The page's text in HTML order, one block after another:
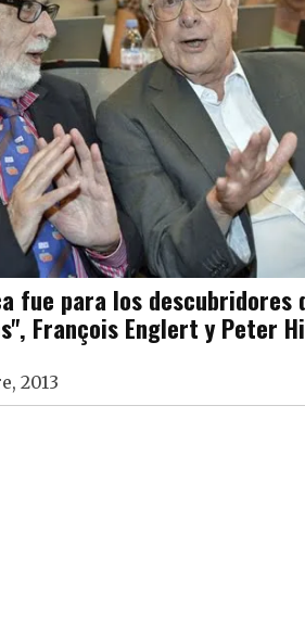
fue para los descubridores
François Englert y Peter
2013